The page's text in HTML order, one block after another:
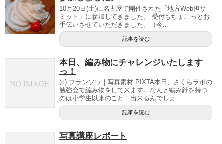
10月20日(土)に名古屋で開催された「地方Web担サ
ミット」に参加してきました。 受付もちょこっとお
手伝いさせていただきました。（今...
記事を読む
本日、編み物にチャレンジいたします
っ！
(c) フランソワ｜写真素材 PIXTA本日、さくらラボの
勉強会で編み物をして来ます。なんと編み針を持つ
のは小学生以来のこと！出来るんでしょ...
記事を読む
写真講座レポート